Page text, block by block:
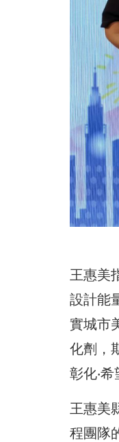
王惠美
設計能
實城市
化劑，
彰化‧希
王惠美
程團隊